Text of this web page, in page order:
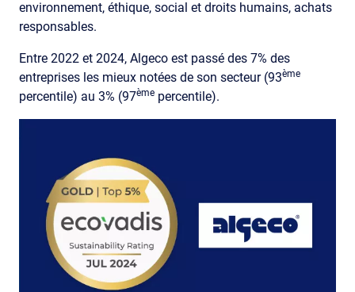
environnement, éthique, social et droits humains, achats
responsables.
Entre 2022 et 2024, Algeco est passé des 7% des
entreprises les mieux notées de son secteur (93ème
percentile) au 3% (97ème percentile).